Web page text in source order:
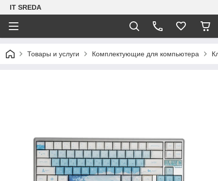
IT SREDA
Товары и услуги Комплектующие для компьютера